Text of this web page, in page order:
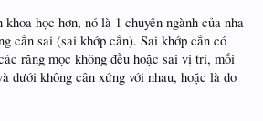
khoa học hơn, nó là 1 chuyên ngành của nha
cắn sai (sai khớp cắn). Sai khớp cắn có
răng mọc không đều hoặc sai vị trí, mối
dưới không cân xứng với nhau, hoặc là do